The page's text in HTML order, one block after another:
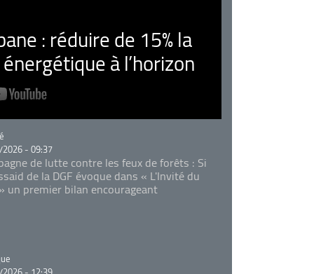
: réduire de 15% la
à l’horizon
- 09:37
de lutte contre les feux de forêts : Si
de la DGF évoque dans « L'Invité du
un premier bilan encourageant